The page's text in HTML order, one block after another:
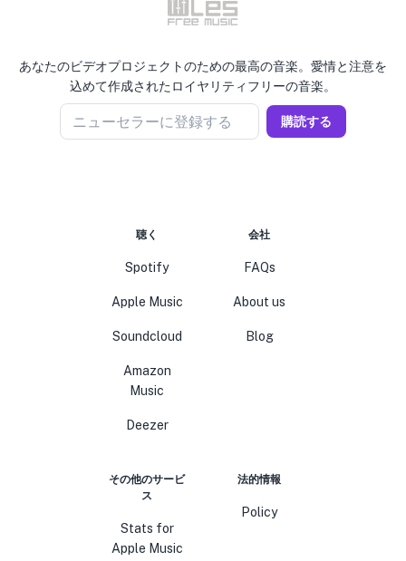
あなたのビデオプロジェクトのための最高の音楽。愛情と注意を
込めて作成されたロイヤリティフリーの音楽。
ニューセラーに登録する 購読する
聴く
Spotify
Apple Music
Soundcloud
Amazon
Music
Deezer
会社
FAQs
About us
Blog
その他のサービ
ス
Stats for
Apple Music
法的情報
Policy